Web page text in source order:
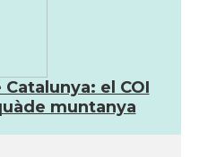
el COI
muntanya